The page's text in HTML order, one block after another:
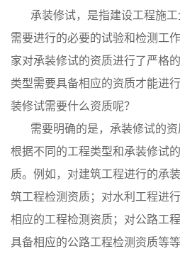
承装修试，是指建设工程施工
需要进行的必要的试验和检测工
家对承装修试的资质进行了严格
类型需要具备相应的资质才能进
装修试需要什么资质呢？
需要明确的是，承装修试的
根据不同的工程类型和承装修试
质。例如，对建筑工程进行的承
筑工程检测资质；对水利工程进
相应的工程检测资质；对公路工
具备相应的公路工程检测资质等等